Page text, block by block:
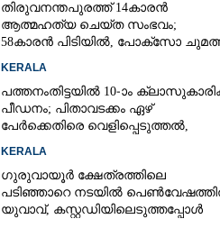
തിരുവനന്തപുരത്ത് 14കാരൻ
ആത്മഹത്യ ചെയ്ത സംഭവം;
58കാരൻ പിടിയിൽ, പോക്‌സോ
KERALA
പത്തനംതിട്ടയിൽ 10-ാം
പീഡനം; പിതാവടക്കം ഏഴ്
പേർക്കെതിരെ വെളിപ്പെടുത്തൽ,
KERALA
ഗുരുവായൂർ ക്ഷേത്രത്തിലെ
പടിഞ്ഞാറെ നടയിൽ
യുവാവ്,​ കസ്റ്റഡിയിലെടുത്തപ്പോൾ